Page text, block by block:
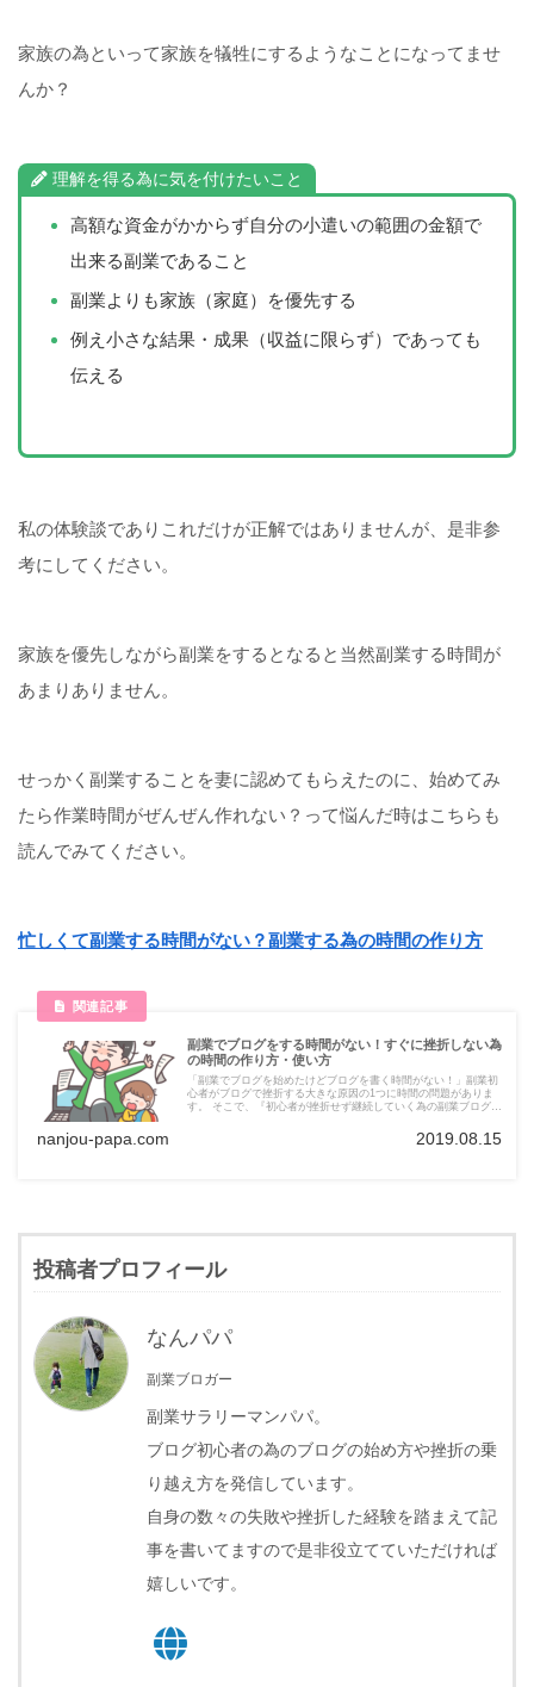
家族の為といって家族を犠牲にするようなことになってませ
んか？
理解を得る為に気を付けたいこと
高額な資金がかからず自分の小遣いの範囲の金額で
出来る副業であること
副業よりも家族（家庭）を優先する
例え小さな結果・成果（収益に限らず）であっても
伝える
私の体験談でありこれだけが正解ではありませんが、是非参
考にしてください。
家族を優先しながら副業をするとなると当然副業する時間が
あまりありません。
せっかく副業することを妻に認めてもらえたのに、始めてみ
たら作業時間がぜんぜん作れない？って悩んだ時はこちらも
読んでみてください。
忙しくて副業する時間がない？副業する為の時間の作り方
副業でブログをする時間がない！すぐに挫折しない為
の時間の作り方・使い方
「副業でブログを始めたけどブログを書く時間がない！」副業初
心者がブログで挫折する大きな原因の1つに時間の問題がありま
す。 そこで、『初心者が挫折せず継続していく為の副業ブログの
nanjou-papa.com 2019.08.15
投稿者プロフィール
なんパパ
副業ブロガー
副業サラリーマンパパ。
ブログ初心者の為のブログの始め方や挫折の乗
り越え方を発信しています。
自身の数々の失敗や挫折した経験を踏まえて記
事を書いてますので是非役立てていただければ
嬉しいです。